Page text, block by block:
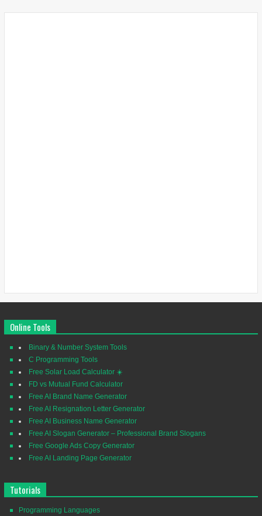
Online Tools
Binary & Number System Tools
C Programming Tools
Free Solar Load Calculator ☀️
FD vs Mutual Fund Calculator
Free AI Brand Name Generator
Free AI Resignation Letter Generator
Free AI Business Name Generator
Free AI Slogan Generator – Professional Brand Slogans
Free Google Ads Copy Generator
Free AI Landing Page Generator
Tutorials
Programming Languages